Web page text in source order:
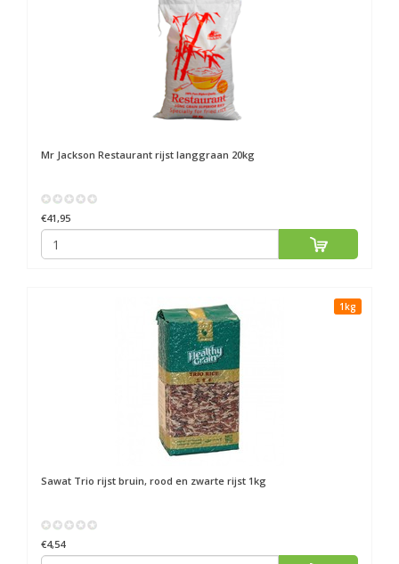
Mr Jackson Restaurant rijst langgraan 20kg
€41,95
1kg
Sawat Trio rijst bruin, rood en zwarte rijst 1kg
€4,54